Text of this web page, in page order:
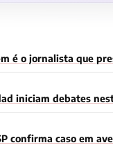
é o jornalista que
iniciam debates
confirma caso em